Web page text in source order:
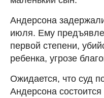
Андерсона
июля. Ему
первой степени,
ребенка, угрозе
Ожидается, что суд
Андерсона состоится